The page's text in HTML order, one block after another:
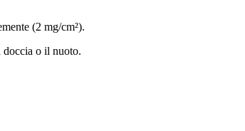
(2 mg/cm²).
doccia o il nuoto.